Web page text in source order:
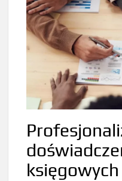
księgowych